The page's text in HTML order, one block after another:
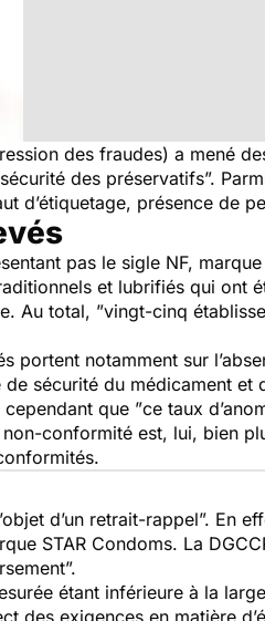
des fraudes) a mené
des préservatifs”.
d’étiquetage, présence de
pas le sigle NF,
et lubrifiés qui ont
Au total, ”vingt-cinq
portent notamment sur
sécurité du médicament et
cependant que ”ce taux
non-conformité est, lui, bien
d’un retrait-rappel”. En
STAR Condoms. La
”.
étant inférieure à la
des exigences en matière